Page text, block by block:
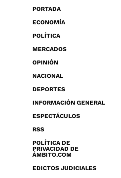
PORTADA
ECONOMÍA
POLÍTICA
MERCADOS
OPINIÓN
NACIONAL
DEPORTES
INFORMACIÓN GENERAL
ESPECTÁCULOS
RSS
POLÍTICA DE
PRIVACIDAD DE
ÁMBITO.COM
EDICTOS JUDICIALES